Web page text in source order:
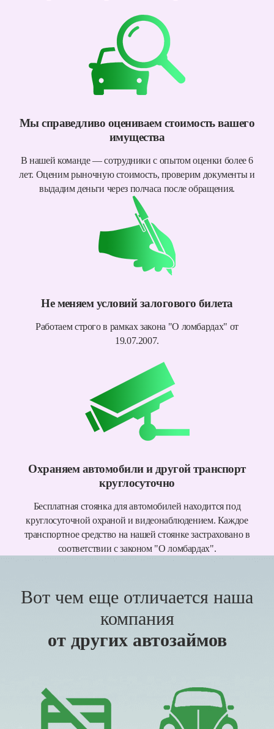
Мы справедливо оцениваем стоимость вашего
имущества
В нашей команде — сотрудники с опытом оценки более 6
лет. Оценим рыночную стоимость, проверим документы и
выдадим деньги через полчаса после обращения.
Не меняем условий залогового билета
Работаем строго в рамках закона "О ломбардах" от
19.07.2007.
Охраняем автомобили и другой транспорт
круглосуточно
Бесплатная стоянка для автомобилей находится под
круглосуточной охраной и видеонаблюдением. Каждое
транспортное средство на нашей стоянке застраховано в
соответствии с законом "О ломбардах".
Вот чем еще отличается наша
компания
от других автозаймов